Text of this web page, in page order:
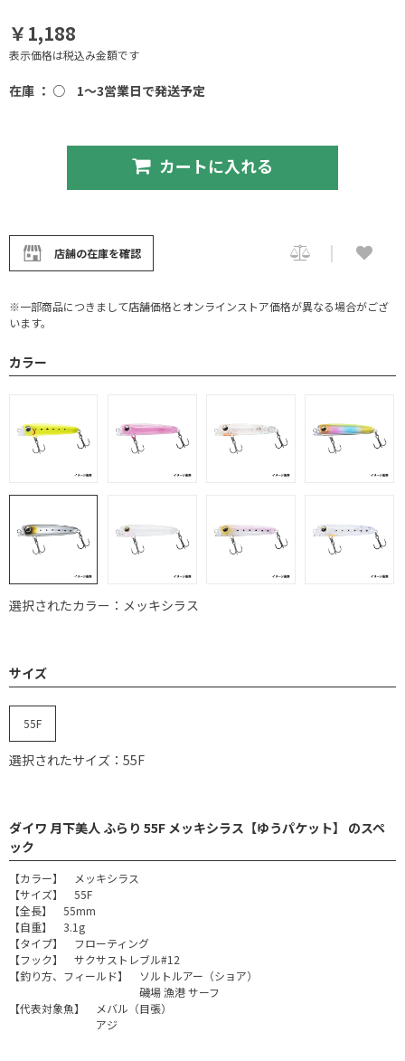
￥1,188
表示価格は税込み金額です
在庫 ： ○ 1～3営業日で発送予定
カートに入れる
店舗の在庫を確認
※一部商品につきまして店舗価格とオンラインストア価格が異なる場合がござ
います。
カラー
選択されたカラー：メッキシラス
サイズ
55F
選択されたサイズ：55F
ダイワ 月下美人 ふらり 55F メッキシラス【ゆうパケット】 のスペ
ック
【カラー】 メッキシラス
【サイズ】 55F
【全長】 55mm
【自重】 3.1g
【タイプ】 フローティング
【フック】 サクサストレブル#12
【釣り方、フィールド】 ソルトルアー（ショア）
磯場 漁港 サーフ
【代表対象魚】 メバル（目張）
アジ